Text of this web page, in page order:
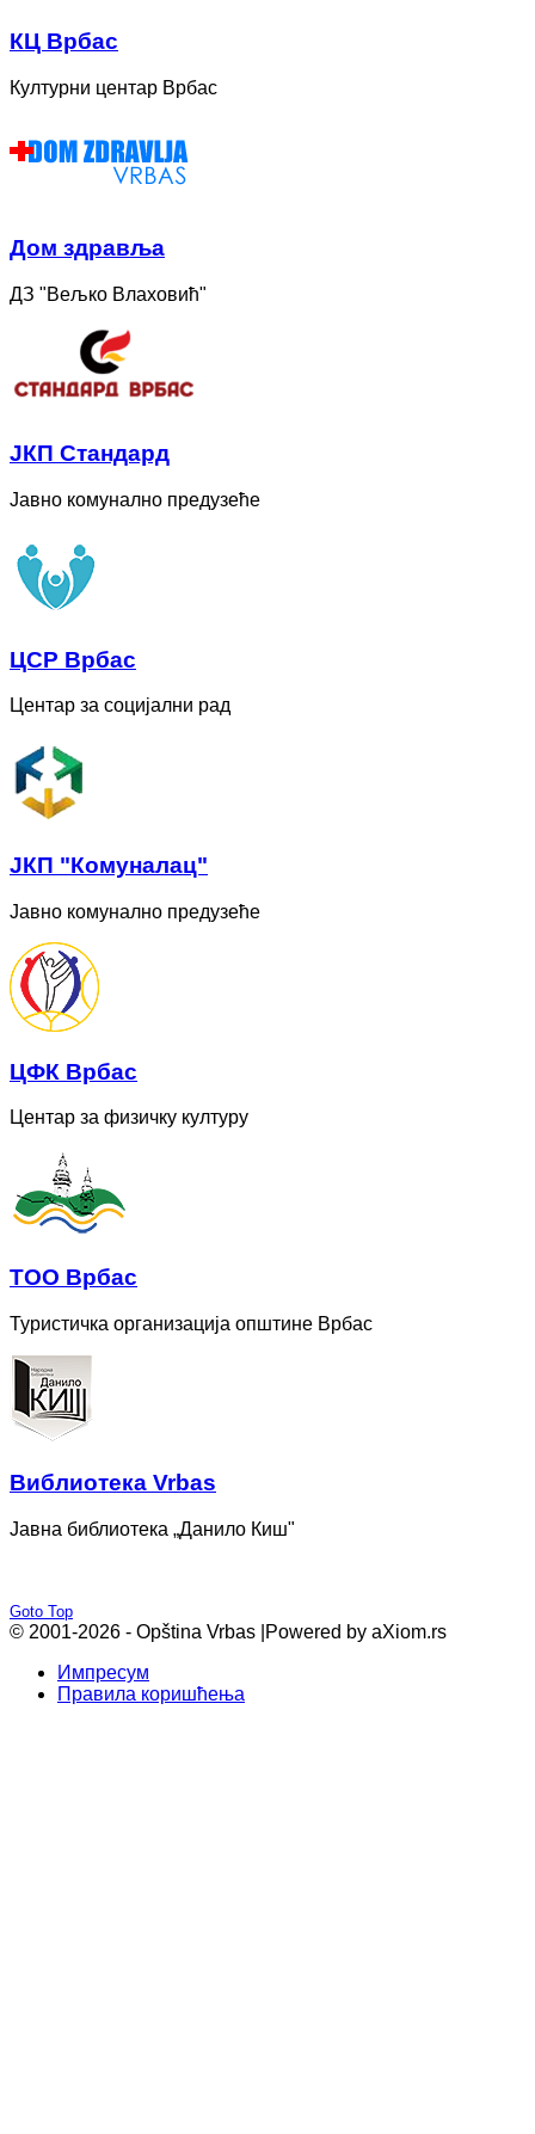
КЦ Врбас
Културни центар Врбас
Дом здравља
ДЗ "Вељко Влаховић"
ЈКП Стандард
Јавно комунално предузеће
ЦСР Врбас
Центар за социјални рад
ЈКП "Комуналац"
Јавно комунално предузеће
ЦФК Врбас
Центар за физичку културу
ТОО Врбас
Туристичка организација општине Врбас
Bиблиотека Vrbas
Јавна библиотека „Данило Киш"
Goto Top
© 2001-2026 - Opština Vrbas | Powered by aXiom.rs
Импресум
Правила коришћења